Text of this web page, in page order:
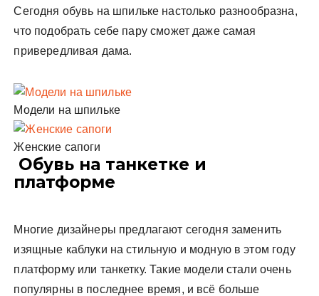
Сегодня обувь на шпильке настолько разнообразна,
что подобрать себе пару сможет даже самая
привередливая дама.
Модели на шпильке
Женские сапоги
Обувь на танкетке и
платформе
Многие дизайнеры предлагают сегодня заменить
изящные каблуки на стильную и модную в этом году
платформу или танкетку. Такие модели стали очень
популярны в последнее время, и всё больше